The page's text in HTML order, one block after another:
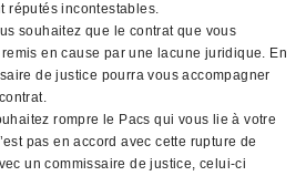
réputés incontestables.
souhaitez que le contrat que vous
en cause par une lacune juridique. En
de justice pourra vous accompagner
rompre le Pacs qui vous lie à votre
pas en accord avec cette rupture de
un commissaire de justice, celui-ci